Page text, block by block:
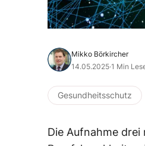
Mikko Börkircher
14.05.2025·1 Min
Gesundheitsschutz
Die Aufnahme drei